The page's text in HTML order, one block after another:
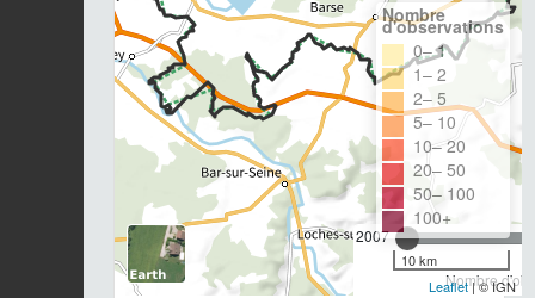
2007
Nombre
Nombre
d'observations
0– 1
1– 2
2– 5
5– 10
10– 20
20– 50
50– 100
100+
10 km
Leaflet| © IGN